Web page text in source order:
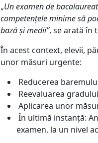
„Un examen de
competențele minime să
bază și medii”, se arată în
În acest context, elevii,
unor măsuri urgente:
Reducerea
Reevaluarea
Aplicarea unor
În ultimă instanță:
examen, la un nivel